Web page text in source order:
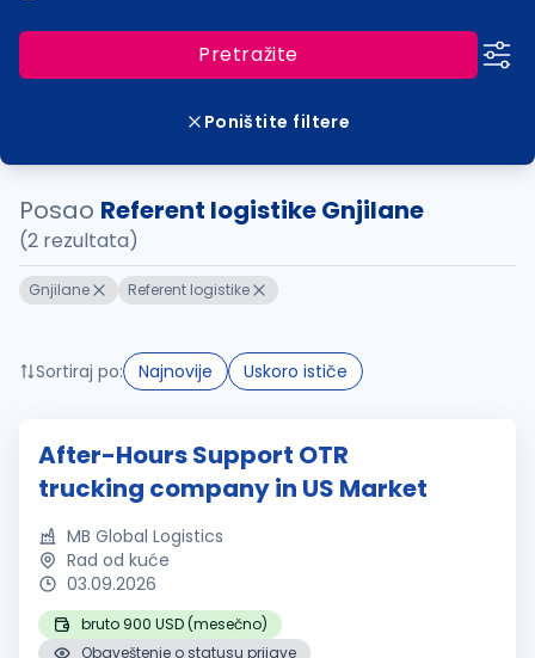
Pretražite
Poništite filtere
Posao Referent logistike Gnjilane
(2 rezultata)
Gnjilane Referent logistike
Sortiraj po: Najnovije Uskoro ističe
After-Hours Support OTR
trucking company in US Market
MB Global Logistics
Rad od kuće
03.09.2026
bruto 900 USD (mesečno)
Obaveštenje o statusu prijave